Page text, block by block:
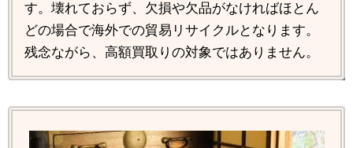
す。壊れておらず、欠損や欠品がなければほとん
どの場合で海外での貿易リサイクルとなります。
残念ながら、高額買取りの対象ではありません。